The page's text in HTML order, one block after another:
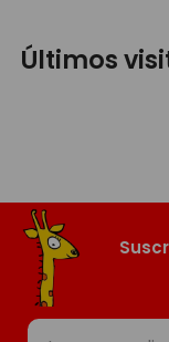
Últimos